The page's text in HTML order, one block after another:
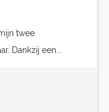
twee
Dankzij een...